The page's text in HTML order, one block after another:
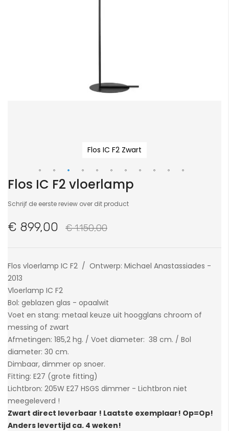
Flos IC F2 Zwart
Ga
het
begin
van
gallerij
Flos IC F2 vloerlamp
Schrijf de eerste review over dit product
€ 899,00 € 1.150,00
Flos vloerlamp IC F2 / Ontwerp: Michael Anastassiades -
2013
Vloerlamp IC F2
Bol: geblazen glas - opaalwit
Voet en stang: metaal keuze uit hoogglans chroom of
messing of zwart
Afmetingen: 185,2 hg. / Voet diameter: 38 cm. / Bol
diameter: 30 cm.
Dimbaar, dimmer op snoer.
Fitting: E27 (grote fitting)
Lichtbron: 205W E27 HSGS dimmer - Lichtbron niet
meegeleverd !
Zwart direct leverbaar ! Laatste exemplaar! Op=Op!
Anders levertijd ca. 4 weken!